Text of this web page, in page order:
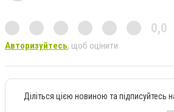
0,0
Авторизуйтесь, щоб оцінити
Діліться цією новиною та підписуйтесь